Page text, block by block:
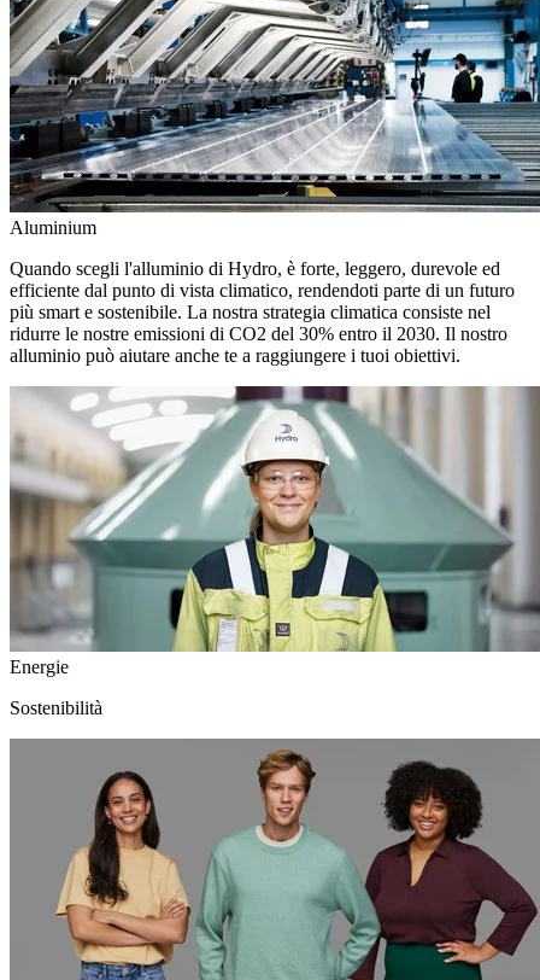
Aluminium
Quando scegli l'alluminio di Hydro, è forte, leggero, durevole ed
efficiente dal punto di vista climatico, rendendoti parte di un futuro
più smart e sostenibile. La nostra strategia climatica consiste nel
ridurre le nostre emissioni di CO2 del 30% entro il 2030. Il nostro
alluminio può aiutare anche te a raggiungere i tuoi obiettivi.
Energie
Sostenibilità